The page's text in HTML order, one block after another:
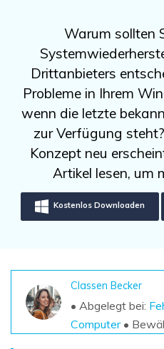
Recoverit
Verlorene/gel?schte
wiederherstellen
UBackit - Datensicherung
Datenverlust-Szenarien
ALLE
Aktuelles Thema
search
Warum sollten
Drittanbieters
Probleme in Ihrem
wenn die letzte
zur Verfügung
Konzept neu
Artikel lesen, um
Kostenlos Downloaden
Classen Becker
• Abgelegt bei:
Computer•